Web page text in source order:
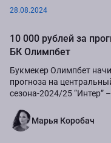
28.08.2024
10 000 рублей за
БК Олимпбет
Букмекер Олимпбет
прогноза на
сезона-2024/25 “Интер”
Марья Коробач